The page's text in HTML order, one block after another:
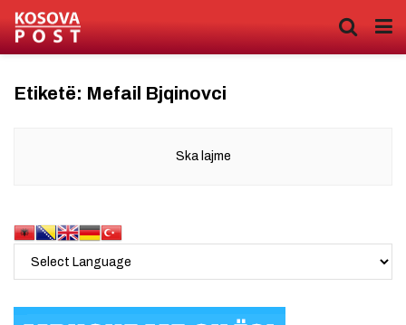
Etiketë: Mefail Bjqinovci
Ska lajme